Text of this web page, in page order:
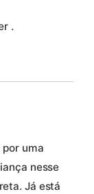
.
por uma
nesse
Já está